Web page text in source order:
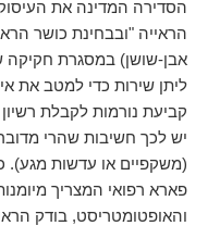
הסדירה המדינה את
הראייה "ובבחינת כושר
אבן-שושן) במסגרת
ליתן שירות כדי למטב את
קביעת נורמות לקבלת
יש לכך חשיבות שהרי
(משקפיים או עדשות
פארא רפואי המצריך
והאופטומטריסט, בודק